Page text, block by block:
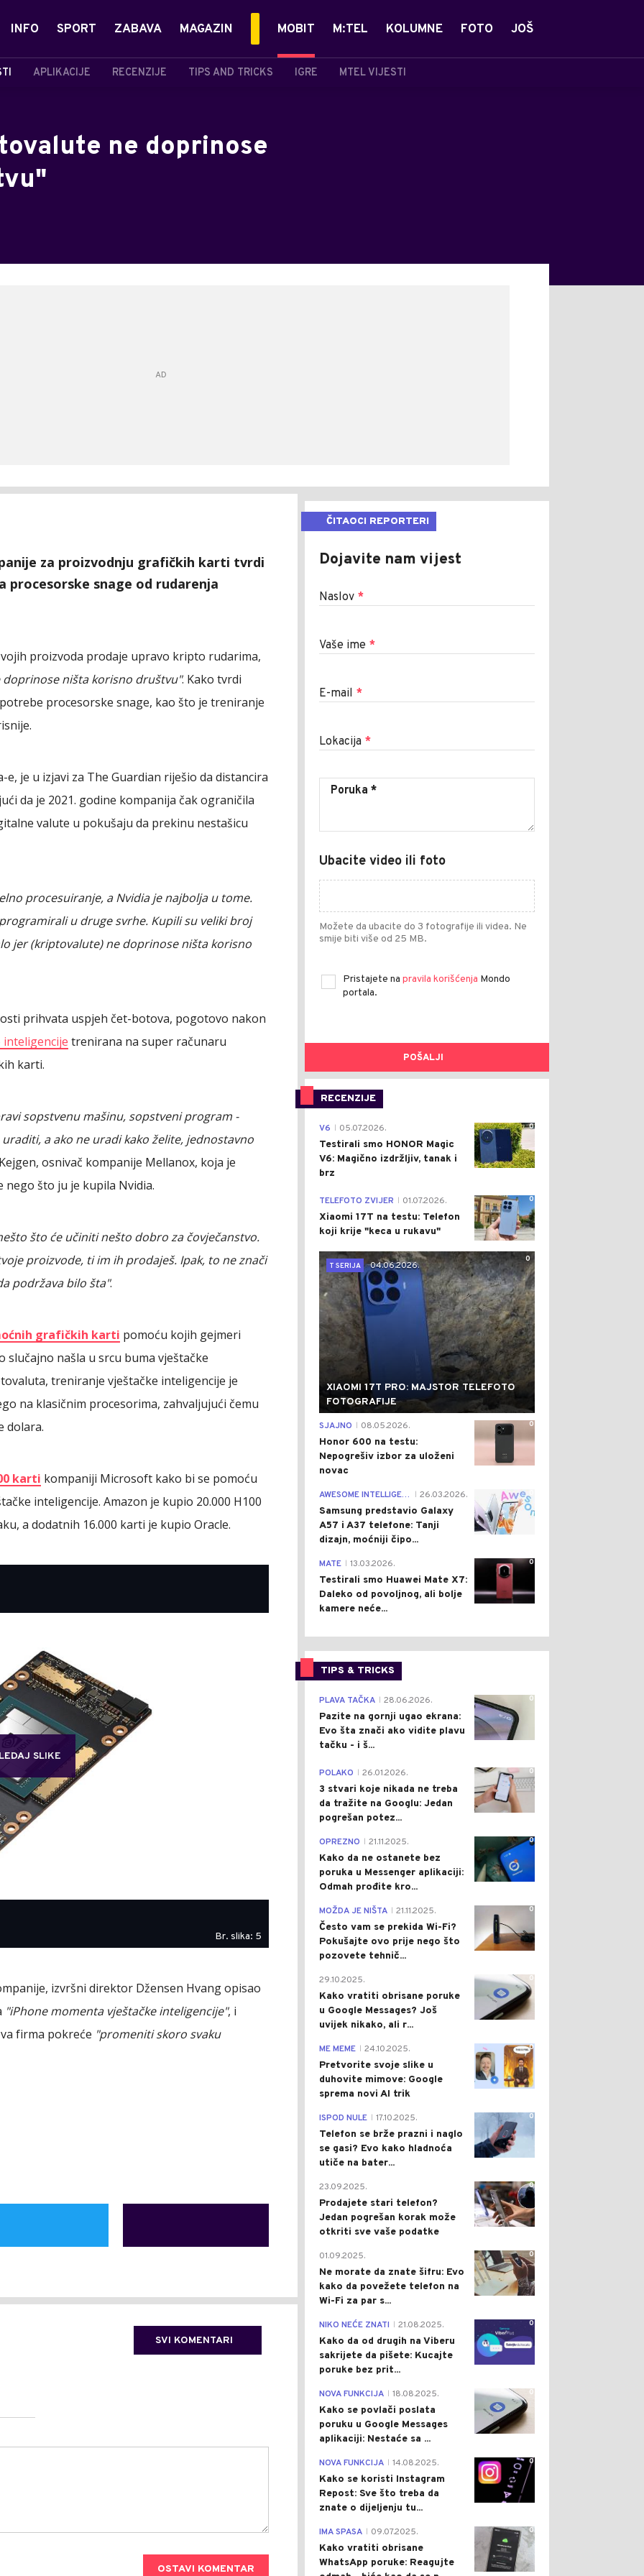
INFO SPORT ZABAVA MAGAZIN MOBIT
APLIKACIJE RECENZIJE TIPS AND TRICKS IGRE MTEL VIJESTI
M:TEL KOLUMNE FOTO JOŠ
ne doprinose
za proizvodnju grafičkih karti tvrdi
snage od rudarenja
proizvoda prodaje upravo kripto rudarima,
doprinose ništa korisno društvu". Kako tvrdi
procesorske snage, kao što je treniranje
je u izjavi za The Guardian riješio da distancira
da je 2021. godine kompanija čak ograničila
valute u pokušaju da prekinu nestašicu
procesuiranje, a Nvidia je najbolja u tome.
u druge svrhe. Kupili su veliki broj
jer (kriptovalute) ne doprinose ništa korisno
prihvata uspjeh čet-botova, pogotovo nakon
inteligencije trenirana na super računaru
karti.
sopstvenu mašinu, sopstveni program -
a ako ne uradi kako želite, jednostavno
osnivač kompanije Mellanox, koja je
što ju je kupila Nvidia.
što će učiniti nešto dobro za čovječanstvo.
proizvode, ti im ih prodaješ. Ipak, to ne znači
podržava bilo šta".
grafičkih karti pomoću kojih gejmeri
našla u srcu buma vještačke
treniranje vještačke inteligencije je
na klasičnim procesorima, zahvaljujući čemu
dolara.
karti kompaniji Microsoft kako bi se pomoću
inteligencije. Amazon je kupio 20.000 H100
a dodatnih 16.000 karti je kupio Oracle.
SLIKE
Br. slika: 5
izvršni direktor Džensen Hvang opisao
"iPhone momenta vještačke inteligencije", i
firma pokreće "promeniti skoro svaku
SVI KOMENTARI
OSTAVI KOMENTAR
ČITAOCI REPORTERI
Dojavite nam vijest
Naslov *
Vaše ime *
E-mail *
Lokacija *
Ubacite video ili foto
Možete da ubacite do 3 fotografije ili videa. Ne
smije biti više od 25 MB.
Pristajete na pravila korišćenja Mondo
portala.
POŠALJI
RECENZIJE
0
V6 05.07.2026.
Testirali smo HONOR Magic
V6: Magično izdržljiv, tanak i
brz
0
TELEFOTO ZVIJER 01.07.2026.
Xiaomi 17T na testu: Telefon
koji krije "keca u rukavu"
0
T SERIJA
04.06.2026.
XIAOMI 17T PRO: MAJSTOR TELEFOTO
FOTOGRAFIJE
0
SJAJNO 08.05.2026.
Honor 600 na testu:
Nepogrešiv izbor za uloženi
novac
AWESOME INTELLIGENCE 26.03.2026.
Samsung predstavio Galaxy
A57 i A37 telefone: Tanji
dizajn, moćniji čipo...
0
MATE 13.03.2026.
Testirali smo Huawei Mate X7:
Daleko od povoljnog, ali bolje
kamere neće...
TIPS & TRICKS
0
PLAVA TAČKA 28.06.2026.
Pazite na gornji ugao ekrana:
Evo šta znači ako vidite plavu
tačku - i š...
0
POLAKO 26.01.2026.
3 stvari koje nikada ne treba
da tražite na Googlu: Jedan
pogrešan potez...
0
OPREZNO 21.11.2025.
Kako da ne ostanete bez
poruka u Messenger aplikaciji:
Odmah prođite kro...
0
MOŽDA JE NIŠTA 21.11.2025.
Često vam se prekida Wi-Fi?
Pokušajte ovo prije nego što
pozovete tehnič...
0
29.10.2025.
Kako vratiti obrisane poruke
u Google Messages? Još
uvijek nikako, ali r...
0
ME MEME 24.10.2025.
Pretvorite svoje slike u
duhovite mimove: Google
sprema novi AI trik
0
ISPOD NULE 17.10.2025.
Telefon se brže prazni i naglo
se gasi? Evo kako hladnoća
utiče na bater...
0
23.09.2025.
Prodajete stari telefon?
Jedan pogrešan korak može
otkriti sve vaše podatke
0
01.09.2025.
Ne morate da znate šifru: Evo
kako da povežete telefon na
Wi-Fi za par s...
0
NIKO NEĆE ZNATI 21.08.2025.
Kako da od drugih na Viberu
sakrijete da pišete: Kucajte
poruke bez prit...
0
NOVA FUNKCIJA 18.08.2025.
Kako se povlači poslata
poruku u Google Messages
aplikaciji: Nestaće sa ...
0
NOVA FUNKCIJA 14.08.2025.
Kako se koristi Instagram
Repost: Sve što treba da
znate o dijeljenju tu...
0
IMA SPASA 09.07.2025.
Kako vratiti obrisane
WhatsApp poruke: Reagujte